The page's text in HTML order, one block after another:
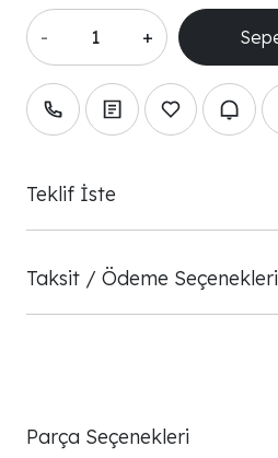
- +
Teklif İste
Taksit / Ödeme Seçenekleri
Parça Seçenekleri